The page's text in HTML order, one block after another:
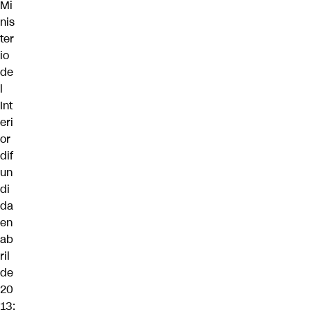
Mi
nis
ter
io
de
l
Int
eri
or
dif
un
di
da
en
ab
ril
de
20
13: